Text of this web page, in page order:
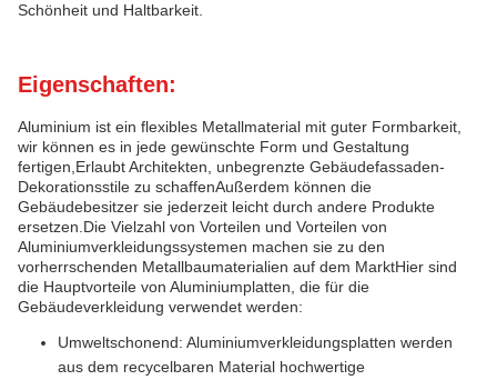
Schönheit und Haltbarkeit.
Eigenschaften:
Aluminium ist ein flexibles Metallmaterial mit guter Formbarkeit,
wir können es in jede gewünschte Form und Gestaltung
fertigen,Erlaubt Architekten, unbegrenzte Gebäudefassaden-
Dekorationsstile zu schaffenAußerdem können die
Gebäudebesitzer sie jederzeit leicht durch andere Produkte
ersetzen.Die Vielzahl von Vorteilen und Vorteilen von
Aluminiumverkleidungssystemen machen sie zu den
vorherrschenden Metallbaumaterialien auf dem MarktHier sind
die Hauptvorteile von Aluminiumplatten, die für die
Gebäudeverkleidung verwendet werden:
Umweltschonend: Aluminiumverkleidungsplatten werden
aus dem recycelbaren Material hochwertige